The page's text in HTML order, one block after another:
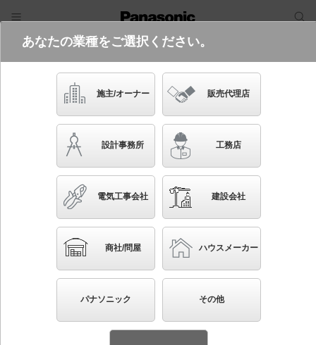
電気・建築設備（ビジネス）
フリーワード
品番・キーワード
かんたん照度計算
XED1220L CT1
起動方式違いの商品を見る
天井埋込型 LED（電球色） 軒下用ダウンライト・エ
クステリアダウンライト 浅型8H・高気密SB形・ビー
ム角24度・集光タイプ LEDフラットランプ交換型・防
湿型・防雨型／埋込穴φ150 パネル付型 110Vダイク
あなたの業種をご選択ください。
施主/オーナー 販売代理店
設計事務所 工務店
電気工事会社 建設会社
商社/問屋 ハウスメーカー
パナソニック その他